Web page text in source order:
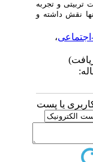
و تجربه
نقش داشته و
،
یا پست